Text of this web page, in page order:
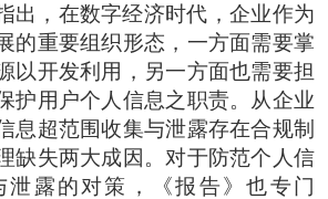
出，在数字经济时代，企业作为
的重要组织形态，一方面需要掌
以开发利用，另一方面也需要担
护用户个人信息之职责。从企业
息超范围收集与泄露存在合规制
缺失两大成因。对于防范个人信
泄露的对策，《报告》也专门